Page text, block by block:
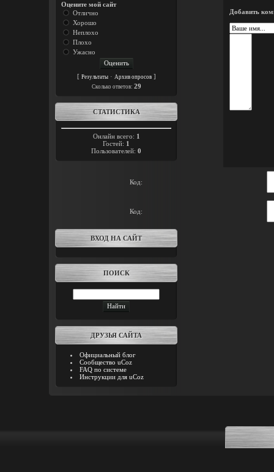
Оцените мой сайт
Отлично
Хорошо
Неплохо
Плохо
Ужасно
[ Результаты· Архив опросов]
Cколько ответов: 29
СТАТИСТИКА
Онлайн всего: 1
Гостей: 1
Пользователей: 0
Добавить
Код:
Код:
ВХОД НА САЙТ
ПОИСК
ДРУЗЬЯ САЙТА
Официальный блог
Сообщество uCoz
FAQ по системе
Инструкции для uCoz